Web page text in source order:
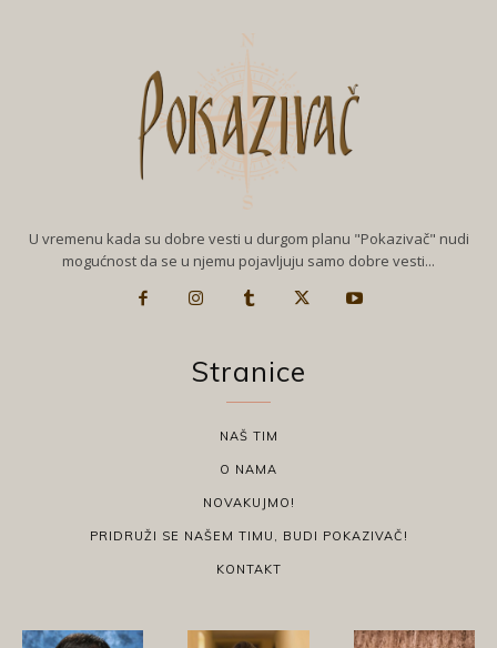
U vremenu kada su dobre vesti u durgom planu "Pokazivač" nudi
mogućnost da se u njemu pojavljuju samo dobre vesti...
Stranice
NAŠ TIM
O NAMA
NOVAKUJMO!
PRIDRUŽI SE NAŠEM TIMU, BUDI POKAZIVAČ!
KONTAKT